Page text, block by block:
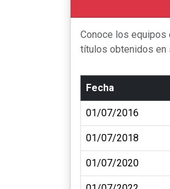
Conoce los equipos
títulos obtenidos en
Fecha
01/07/2016
01/07/2018
01/07/2020